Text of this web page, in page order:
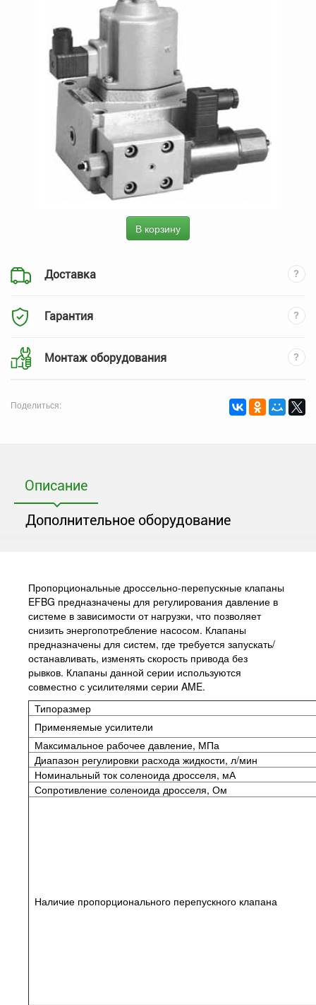
В корзину
Доставка
Гарантия
Монтаж оборудования
Поделиться:
Описание
Дополнительное оборудование
Пропорциональные дроссельно-перепускные клапаны
EFBG предназначены для регулирования давление в
системе в зависимости от нагрузки, что позволяет
снизить энергопотребление насосом. Клапаны
предназначены для систем, где требуется запускать/
останавливать, изменять скорость привода без
рывков. Клапаны данной серии используются
совместно с усилителями серии AME.
Типоразмер
Применяемые усилители
Максимальное рабочее давление, МПа
Диапазон регулировки расхода жидкости, л/мин
Номинальный ток соленоида дросселя, мА
Сопротивление соленоида дросселя, Ом
Наличие пропорционального перепускного клапана